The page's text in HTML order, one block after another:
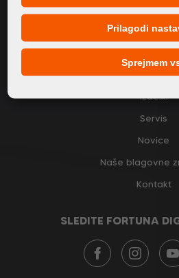
Politika
VSEBINA
O Nas
Izdelki
Servis
Novice
Naše blagovne
Kontakt
SLEDITE FORTUNA
Prilagodi
Sprejmem